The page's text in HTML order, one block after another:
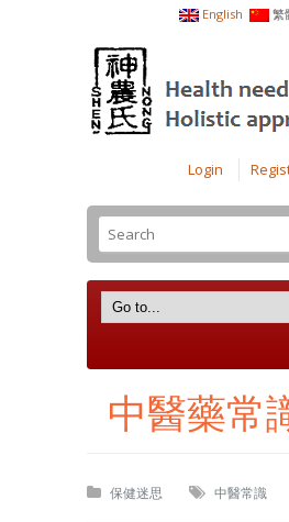
English 繁
Login
中醫藥常
保健迷思 中醫常識